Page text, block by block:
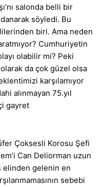
salonda belli bir
söyledi. Bu
biri. Ama neden
Cumhuriyetin
olabilir mi? Peki
da çok güzel olsa
karşılamıyor
alınmayan 75.yıl
gayret
Çoksesli Korosu Şefi
Can Deliorman uzun
elinden gelenin en
sebebi